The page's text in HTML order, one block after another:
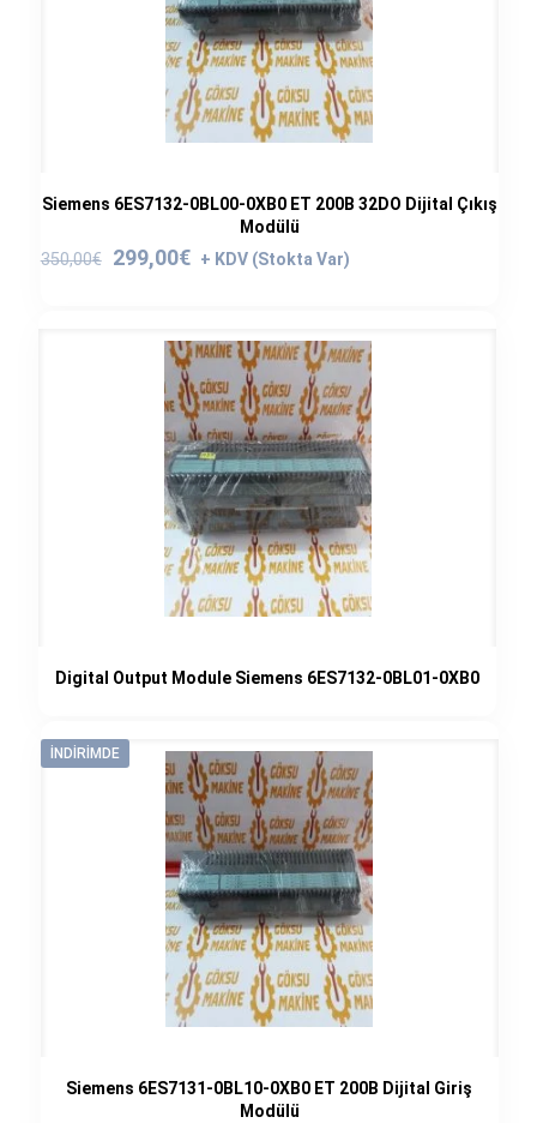
Siemens 6ES7132-0BL00-0XB0 ET 200B 32DO Dijital Çıkış
Modülü
350,00€
Orijinal
299,00€
Şu
299,00€.
Digital Output Module Siemens 6ES7132-0BL01-0XB0
İNDIRIMDE
Siemens 6ES7131-0BL10-0XB0 ET 200B Dijital Giriş
Modülü